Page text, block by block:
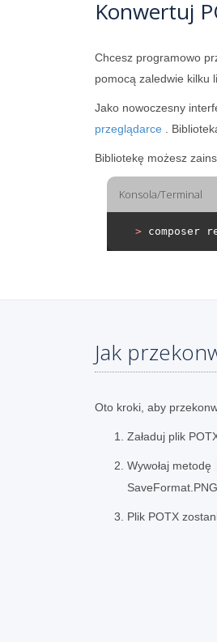
Konwertuj
Chcesz programowo
pomocą zaledwie kilku
Jako nowoczesny
przeglądarce .
Bibliotekę możesz
Konsola/Terminal
> composer
Jak
Oto kroki, aby
Załaduj plik
Wywołaj metodę
Plik POTX